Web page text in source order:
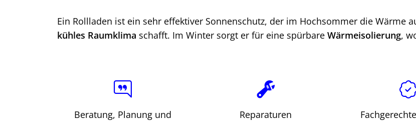
Ein Rollladen ist ein sehr effektiver Sonnenschutz, der im Hochsommer die Wärme
kühles Raumklima schafft. Im Winter sorgt er für eine spürbare Wärmeisolierung,
Beratung, Planung und
Reparaturen